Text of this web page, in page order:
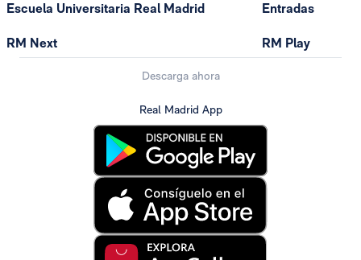
Escuela Universitaria Real Madrid
RM Next
Entradas
RM Play
Descarga ahora
Real Madrid App